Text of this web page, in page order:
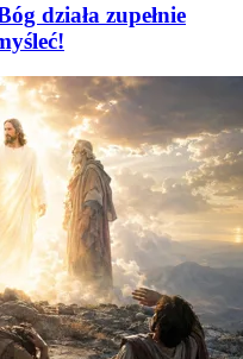
działa zupełnie